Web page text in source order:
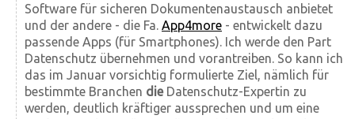
Software für sicheren Dokumenten­austausch anbietet
und der andere - die Fa. App4more - entwickelt dazu
passende Apps (für Smartphones). Ich werde den Part
Datenschutz über­nehmen und vorantreiben. So kann ich
das im Januar vorsichtig formulierte Ziel, nämlich für
bestimmte Branchen dieDatenschutz-Expertin zu
werden, deutlich kräftiger aussprechen und um eine